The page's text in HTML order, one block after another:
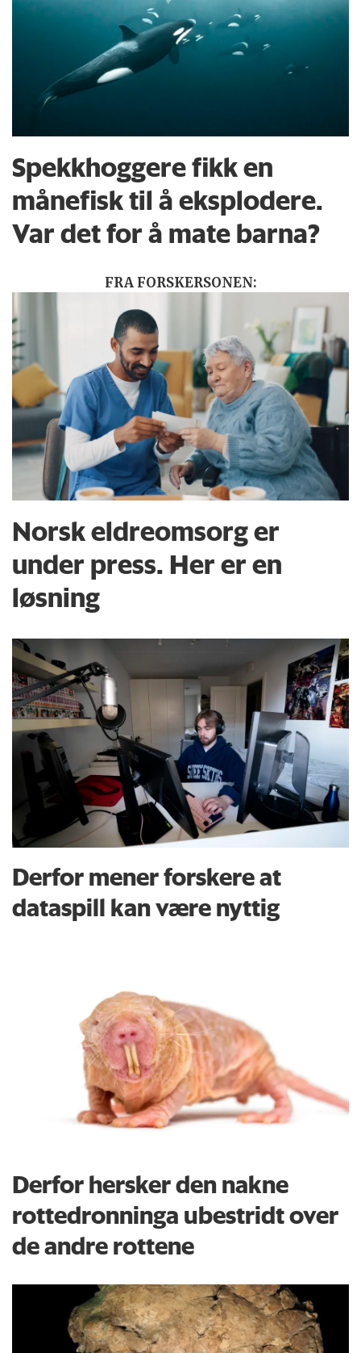
Spekkhoggere fikk en
månefisk til å eksplodere.
Var det for å mate barna?
FRA FORSKERSONEN:
Norsk eldreomsorg er
under press. Her er en
løsning
Derfor mener forskere at
dataspill kan være nyttig
Derfor hersker den nakne
rottedronninga ubestridt over
de andre rottene